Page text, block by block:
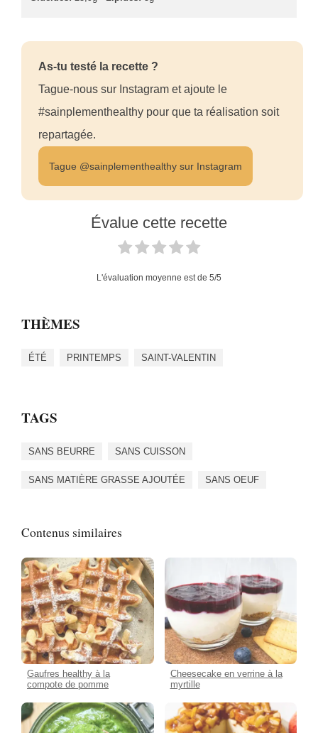
As-tu testé la recette ?
Tague-nous sur Instagram et ajoute le
#sainplementhealthy pour que ta réalisation soit
repartagée.
Tague @sainplementhealthy sur Instagram
Évalue cette recette
L'évaluation moyenne est de 5/5
THÈMES
ÉTÉ PRINTEMPS SAINT-VALENTIN
TAGS
SANS BEURRE SANS CUISSON
SANS MATIÈRE GRASSE AJOUTÉE SANS OEUF
Contenus similaires
Gaufres healthy à la
compote de pomme
Cheesecake en verrine à la
myrtille